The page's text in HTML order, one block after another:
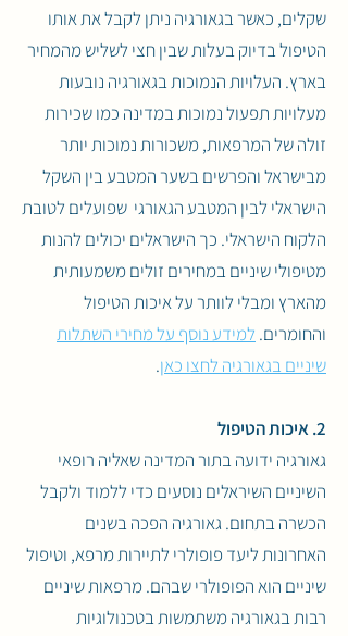
שקלים, כאשר בגאורגיה ניתן לקבל את אותו
הטיפול בדיוק בעלות שבין חצי לשליש מהמחיר
בארץ. העלויות הנמוכות בגאורגיה נובעות
מעלויות תפעול נמוכות במדינה כמו שכירות
זולה של המרפאות, משכורות נמוכות יותר
מבישראל והפרשים בשער המטבע בין השקל
הישראלי לבין המטבע הגאורגי שפועלים לטובת
הלקוח הישראלי. כך הישראלים יכולים להנות
מטיפולי שיניים במחירים זולים משמעותית
מהארץ ומבלי לוותר על איכות הטיפול
והחומרים. למידע נוסף על מחירי השתלות
שיניים בגאורגיה לחצו כאן.
2. איכות הטיפול
גאורגיה ידועה בתור המדינה שאליה רופאי
השיניים השיראלים נוסעים כדי ללמוד ולקבל
הכשרה בתחום. גאורגיה הפכה בשנים
האחרונות ליעד פופולרי לתיירות מרפא, וטיפול
שיניים הוא הפופולרי שבהם. מרפאות שיניים
רבות בגאורגיה משתמשות בטכנולוגיות